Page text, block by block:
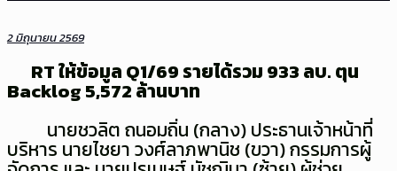
2 มิถุนายน 2569
RT ให้ข้อมูล Q1/69 รายได้รวม 933 ลบ. ตุน
Backlog 5,572 ล้านบาท
นายชวลิต ถนอมถิ่น (กลาง) ประธานเจ้าหน้าที่
บริหาร นายไชยา วงศ์ลาภพานิช (ขวา) กรรมการผู้